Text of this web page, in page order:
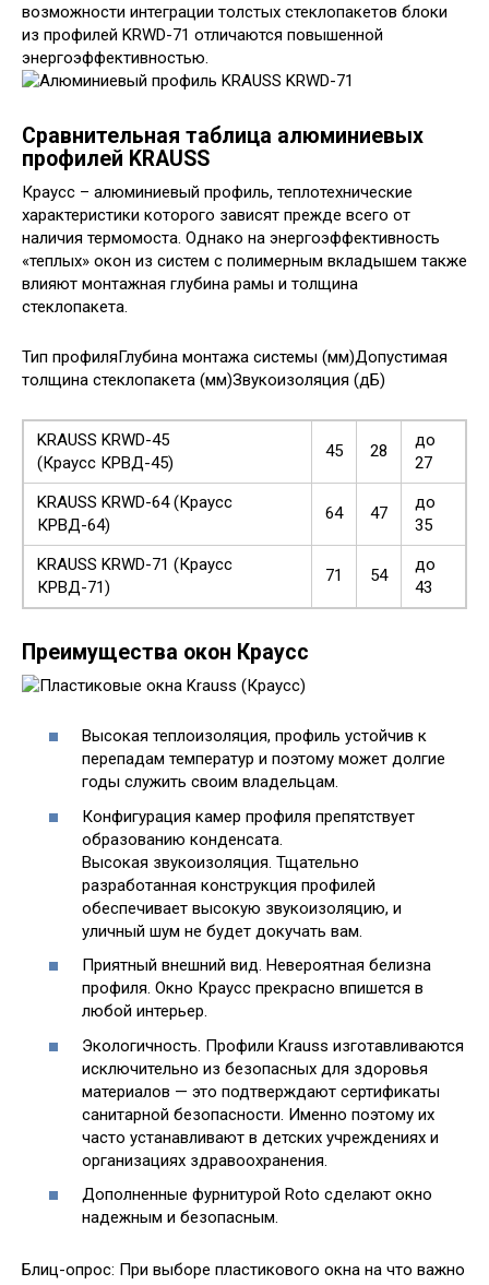
возможности интеграции толстых стеклопакетов блоки
из профилей KRWD-71 отличаются повышенной
энергоэффективностью.
Сравнительная таблица алюминиевых
профилей KRAUSS
Краусс – алюминиевый профиль, теплотехнические
характеристики которого зависят прежде всего от
наличия термомоста. Однако на энергоэффективность
«теплых» окон из систем с полимерным вкладышем также
влияют монтажная глубина рамы и толщина
стеклопакета.
Тип профиляГлубина монтажа системы (мм)Допустимая
толщина стеклопакета (мм)Звукоизоляция (дБ)
KRAUSS KRWD-45
(Краусс КРВД-45)
45 28
до
27
KRAUSS KRWD-64 (Краусс
КРВД-64)
64 47
до
35
KRAUSS KRWD-71 (Краусс
КРВД-71)
71 54
до
43
Преимущества окон Краусс
Высокая теплоизоляция, профиль устойчив к
перепадам температур и поэтому может долгие
годы служить своим владельцам.
Конфигурация камер профиля препятствует
образованию конденсата.
Высокая звукоизоляция. Тщательно
разработанная конструкция профилей
обеспечивает высокую звукоизоляцию, и
уличный шум не будет докучать вам.
Приятный внешний вид. Невероятная белизна
профиля. Окно Краусс прекрасно впишется в
любой интерьер.
Экологичность. Профили Krauss изготавливаются
исключительно из безопасных для здоровья
материалов — это подтверждают сертификаты
санитарной безопасности. Именно поэтому их
часто устанавливают в детских учреждениях и
организациях здравоохранения.
Дополненные фурнитурой Roto сделают окно
надежным и безопасным.
Блиц-опрос: При выборе пластикового окна на что важно